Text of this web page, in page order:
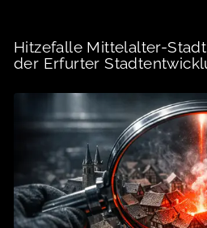
Hitzefalle Mittelalter-
der Erfurter